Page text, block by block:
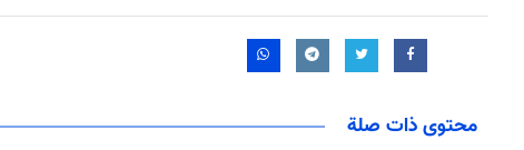
محتوى ذات صلة